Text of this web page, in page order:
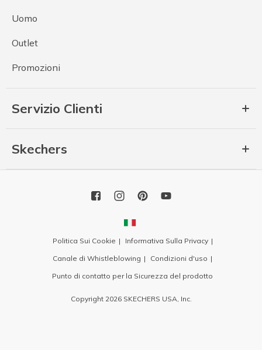
Uomo
Outlet
Promozioni
Servizio Clienti
Skechers
Politica Sui Cookie
Informativa Sulla Privacy
Canale di Whistleblowing
Condizioni d'uso
Punto di contatto per la Sicurezza del prodotto
Copyright 2026 SKECHERS USA, Inc.